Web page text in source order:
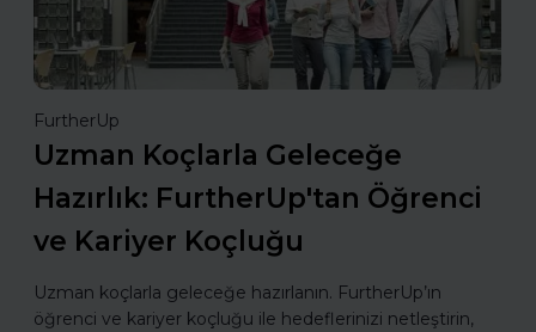
FurtherUp
Uzman Koçlarla Geleceğe
Hazırlık: FurtherUp'tan Öğrenci
ve Kariyer Koçluğu
Uzman koçlarla geleceğe hazırlanın. FurtherUp’ın
öğrenci ve kariyer koçluğu ile hedeflerinizi netleştirin,